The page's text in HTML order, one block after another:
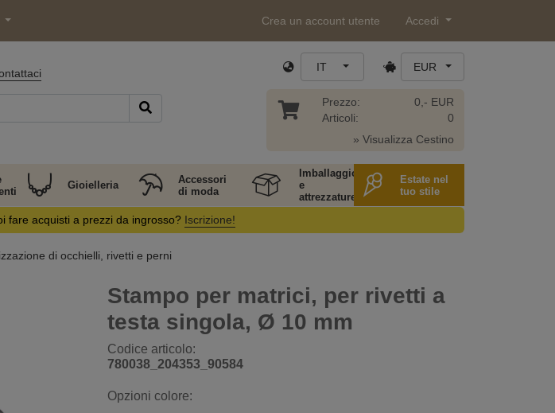
Crea un account utente Accedi
IT EUR
Prezzo:
Articoli:
0,- EUR
0
» Visualizza Cestino
Gioielleria
Accessori
di moda
Imballaggio
e
attrezzature
Estate nel
tuo stile
fare acquisti a prezzi da ingrosso? Iscrizione!
di occhielli, rivetti e perni
Stampo per matrici, per rivetti a
testa singola, Ø 10 mm
Codice articolo:
780038_204353_90584
Opzioni colore: